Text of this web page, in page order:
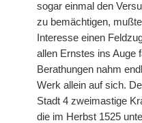
sogar einmal den
zu bemächtigen,
Interesse einen
allen Ernstes ins Auge
Berathungen nahm
Werk allein auf sich.
Stadt 4 zweimastige
die im Herbst 1525